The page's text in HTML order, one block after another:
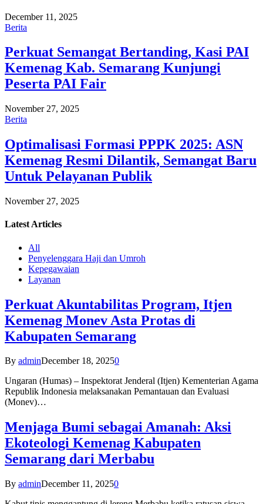
December 11, 2025
Berita
Perkuat Semangat Bertanding, Kasi PAI
Kemenag Kab. Semarang Kunjungi
Peserta PAI Fair
November 27, 2025
Berita
Optimalisasi Formasi PPPK 2025: ASN
Kemenag Resmi Dilantik, Semangat Baru
Untuk Pelayanan Publik
November 27, 2025
Latest Articles
All
Penyelenggara Haji dan Umroh
Kepegawaian
Layanan
Perkuat Akuntabilitas Program, Itjen
Kemenag Monev Asta Protas di
Kabupaten Semarang
By adminDecember 18, 20250
Ungaran (Humas) – Inspektorat Jenderal (Itjen) Kementerian Agama
Republik Indonesia melaksanakan Pemantauan dan Evaluasi
(Monev)…
Menjaga Bumi sebagai Amanah: Aksi
Ekoteologi Kemenag Kabupaten
Semarang dari Merbabu
By adminDecember 11, 20250